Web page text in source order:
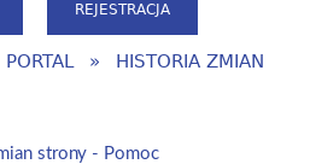
REJESTRACJA
PORTAL
HISTORIA ZMIAN
strony - Pomoc